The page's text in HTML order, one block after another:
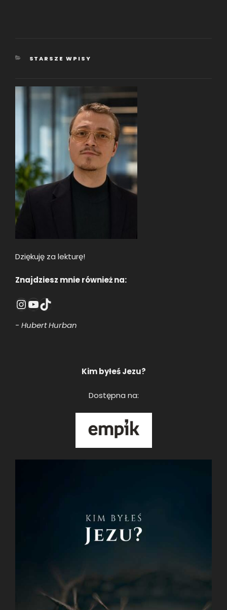
KATEGORIE
STARSZE WPISY
Dziękuję za lekturę!
Znajdziesz mnie również na:
InstagramYouTube TikTok
- Hubert Hurban
Kim byłeś Jezu?
Dostępna na: